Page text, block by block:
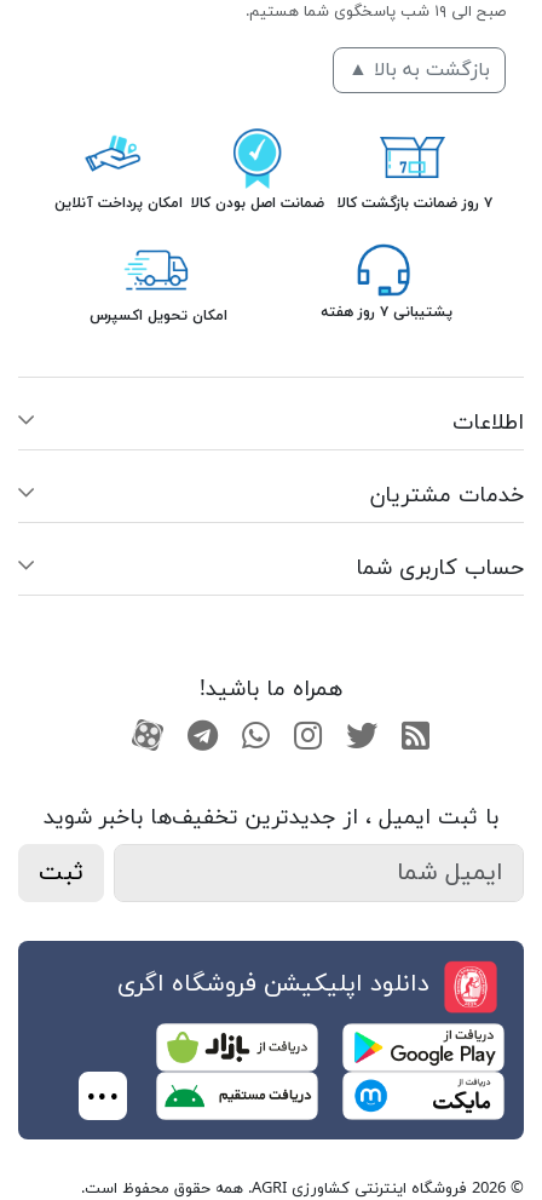
صبح الی ۱۹ شب پاسخگوی شما هستیم.
بازگشت به بالا ▲
۷ روز ضمانت بازگشت کالا ضمانت اصل بودن کالا امکان پرداخت آنلاین
پشتیبانی ۷ روز هفته امکان تحویل اکسپرس
اطلاعات
خدمات مشتریان
حساب کاربری شما
همراه ما باشید!
RSS توییتراینستاگرام
واتساپتلگرامآپارات
با ثبت ایمیل ، از جدید‌ترین تخفیف‌ها با‌خبر شوید
ثبت
دانلود اپلیکیشن فروشگاه اگری
© 2026 فروشگاه اینترنتی کشاورزی AGRI. همه حقوق محفوظ است.